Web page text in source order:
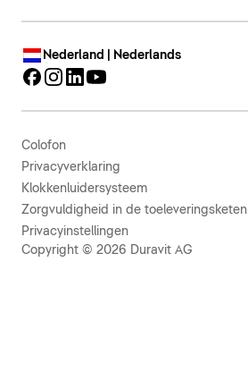
Nederland | Nederlands
Colofon
Privacyverklaring
Klokkenluidersysteem
Zorgvuldigheid in de toeleveringsketen
Privacyinstellingen
Copyright © 2026 Duravit AG